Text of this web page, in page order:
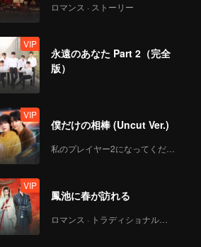
ロマンス · ストーリー
VIP
永遠のあなた Part 2（完全
版）
VIP
僕だけの相棒 (Uncut Ver.)
私のプレイヤー2になってください
VIP
鳳池に春が訪れる
ロマンス · トラディショナル・コスチューム